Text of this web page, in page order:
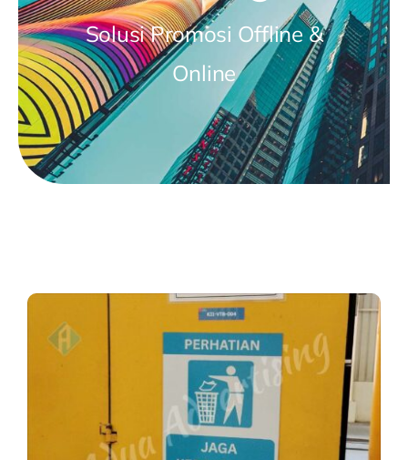
Solusi Promosi Offline &
Online